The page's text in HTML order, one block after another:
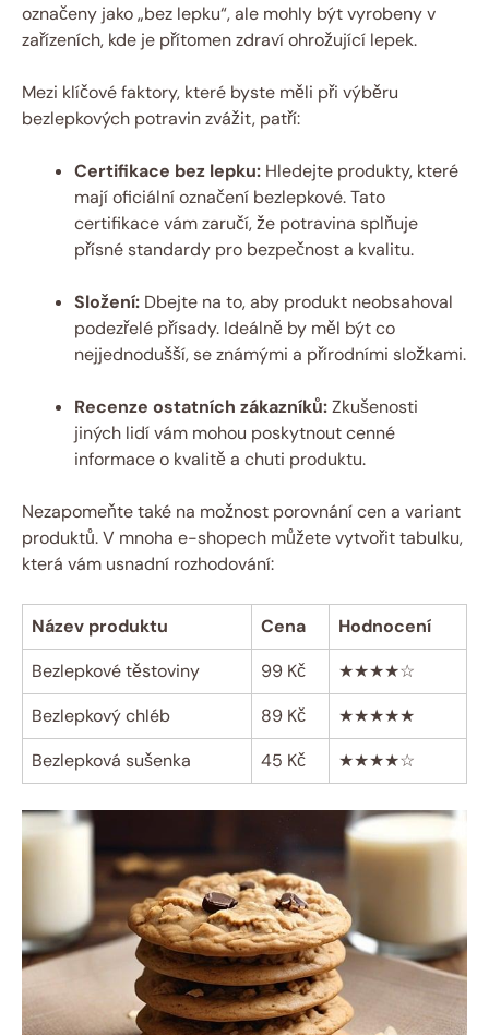
označeny jako⁤ „bez lepku“, ale mohly​ být vyrobeny ​v
zařízeních, kde je přítomen ‌zdraví ohrožující lepek.
Mezi klíčové faktory, které byste měli při ‌výběru
bezlepkových potravin zvážit, patří:
Certifikace bez lepku: Hledejte produkty, které
mají oficiální označení bezlepkové. Tato
certifikace ⁤vám zaručí, že potravina splňuje
přísné standardy⁢ pro bezpečnost a kvalitu.
Složení: Dbejte na⁤ to, aby produkt neobsahoval
podezřelé přísady. Ideálně ‌by⁢ měl být co
nejjednodušší, ​se známými⁣ a přírodními složkami.
Recenze ostatních zákazníků:Zkušenosti
‍jiných lidí vám mohou poskytnout cenné
informace o ​kvalitě a chuti produktu.
Nezapomeňte také na možnost porovnání cen a variant
⁢produktů. ‌V mnoha e-shopech můžete vytvořit⁢ tabulku,
která vám usnadní rozhodování:
Název ⁤produktu Cena
Hodnocení
Bezlepkové těstoviny
99 Kč
★★★★☆
Bezlepkový chléb
89 Kč
★★★★★
Bezlepková sušenka
45 Kč ★★★★☆